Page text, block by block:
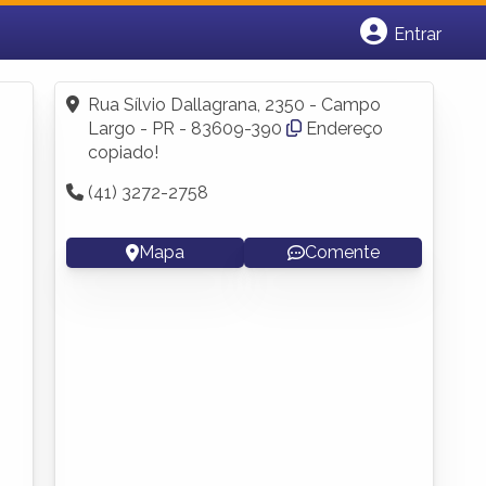
Entrar
Fazer login
Criar conta
Rua Sílvio Dallagrana, 2350 - Campo
Largo - PR - 83609-390
Endereço
copiado!
(41) 3272-2758
Mapa Comente